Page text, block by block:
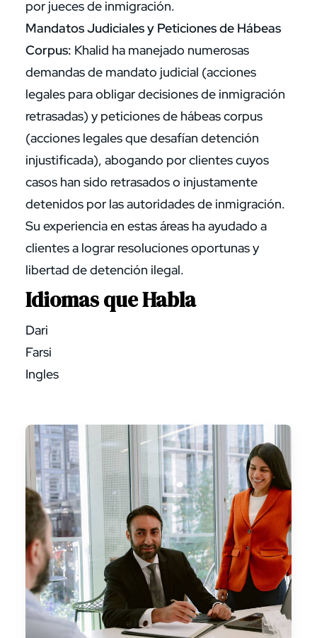
por jueces de inmigración.
Mandatos Judiciales y Peticiones de Hábeas
Corpus: Khalid ha manejado numerosas
demandas de mandato judicial (acciones
legales para obligar decisiones de inmigración
retrasadas) y peticiones de hábeas corpus
(acciones legales que desafían detención
injustificada), abogando por clientes cuyos
casos han sido retrasados o injustamente
detenidos por las autoridades de inmigración.
Su experiencia en estas áreas ha ayudado a
clientes a lograr resoluciones oportunas y
libertad de detención ilegal.
Idiomas que Habla
Dari
Farsi
Ingles